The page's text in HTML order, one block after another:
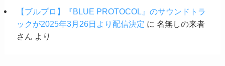
【ブルプロ】『BLUE PROTOCOL』のサウンドトラ
ックが2025年3月26日より配信決定 に 名無しの来者
さん
より